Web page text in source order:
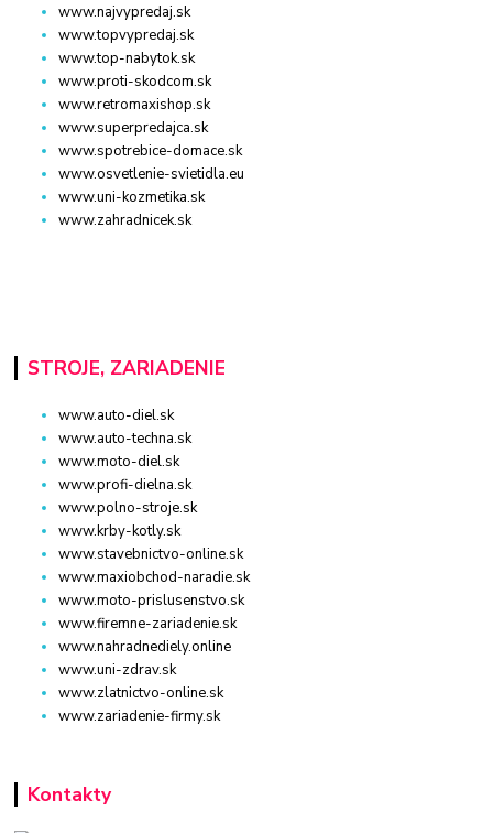
www.najvypredaj.sk
www.topvypredaj.sk
www.top-nabytok.sk
www.proti-skodcom.sk
www.retromaxishop.sk
www.superpredajca.sk
www.spotrebice-domace.sk
www.osvetlenie-svietidla.eu
www.uni-kozmetika.sk
www.zahradnicek.sk
STROJE, ZARIADENIE
www.auto-diel.sk
www.auto-techna.sk
www.moto-diel.sk
www.profi-dielna.sk
www.polno-stroje.sk
www.krby-kotly.sk
www.stavebnictvo-online.sk
www.maxiobchod-naradie.sk
www.moto-prislusenstvo.sk
www.firemne-zariadenie.sk
www.nahradnediely.online
www.uni-zdrav.sk
www.zlatnictvo-online.sk
www.zariadenie-firmy.sk
Kontakty